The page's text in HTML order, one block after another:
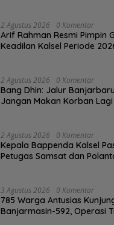
2 Agustus 2026 0 Komentar
Arif Rahman Resmi Pimpin
Keadilan Kalsel Periode
2 Agustus 2026 0 Komentar
Bang Dhin: Jalur
Jangan Makan Korban Lagi
2 Agustus 2026 0 Komentar
Kepala Bappenda Kalsel
Petugas Samsat dan
3 Agustus 2026 0 Komentar
785 Warga Antusias
Banjarmasin-592, Operasi